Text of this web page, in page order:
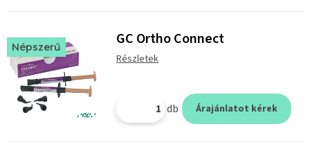
Népszerű GC Ortho Connect
Részletek
db Árajánlatot kérek